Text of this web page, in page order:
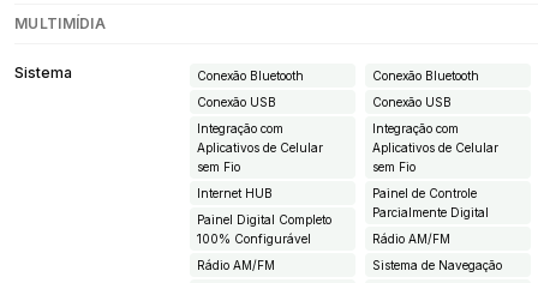
MULTIMÍDIA
Sistema
Conexão Bluetooth
Conexão USB
Integração com
Aplicativos de Celular
sem Fio
Internet HUB
Painel Digital Completo
100% Configurável
Rádio AM/FM
Conexão Bluetooth
Conexão USB
Integração com
Aplicativos de Celular
sem Fio
Painel de Controle
Parcialmente Digital
Rádio AM/FM
Sistema de Navegação